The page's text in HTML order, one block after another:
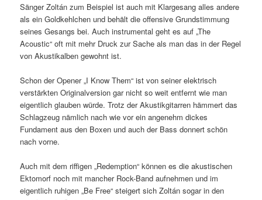
Sänger Zoltán zum Beispiel ist auch mit Klargesang alles andere
als ein Goldkehlchen und behält die offensive Grundstimmung
seines Gesangs bei. Auch instrumental geht es auf „The
Acoustic“ oft mit mehr Druck zur Sache als man das in der Regel
von Akustikalben gewohnt ist.
Schon der Opener „I Know Them“ ist von seiner elektrisch
verstärkten Originalversion gar nicht so weit entfernt wie man
eigentlich glauben würde. Trotz der Akustikgitarren hämmert das
Schlagzeug nämlich nach wie vor ein angenehm dickes
Fundament aus den Boxen und auch der Bass donnert schön
nach vorne.
Auch mit dem riffigen „Redemption“ können es die akustischen
Ektomorf noch mit mancher Rock-Band aufnehmen und im
eigentlich ruhigen „Be Free“ steigert sich Zoltán sogar in den